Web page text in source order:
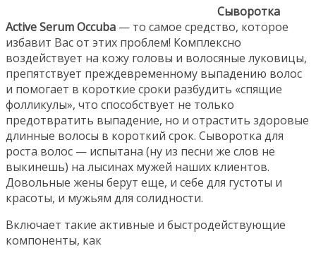
Сыворотка
Active Serum Occuba — то самое средство, которое
избавит Вас от этих проблем! Комплексно
воздействует на кожу головы и волосяные луковицы,
препятствует преждевременному выпадению волос
и помогает в короткие сроки разбудить «спящие
фолликулы», что способствует не только
предотвратить выпадение, но и отрастить здоровые
длинные волосы в короткий срок. Сыворотка для
роста волос — испытана (ну из песни же слов не
выкинешь) на лысинах мужей наших клиентов.
Довольные жены берут еще, и себе для густоты и
красоты, и мужьям для солидности.
Включает такие активные и быстродействующие
компоненты, как